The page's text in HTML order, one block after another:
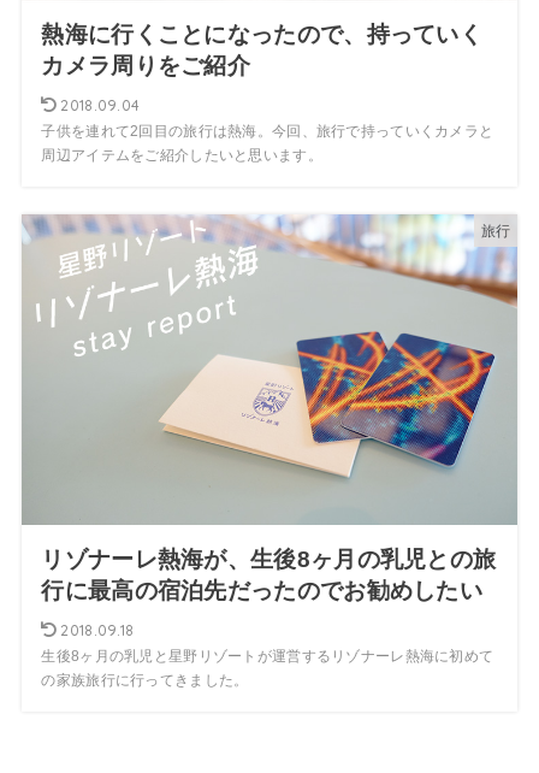
熱海に行くことになったので、持っていく
カメラ周りをご紹介
2018.09.04
子供を連れて2回目の旅行は熱海。今回、旅行で持っていくカメラと
周辺アイテムをご紹介したいと思います。
旅行
リゾナーレ熱海が、生後8ヶ月の乳児との旅
行に最高の宿泊先だったのでお勧めしたい
2018.09.18
生後8ヶ月の乳児と星野リゾートが運営するリゾナーレ熱海に初めて
の家族旅行に行ってきました。